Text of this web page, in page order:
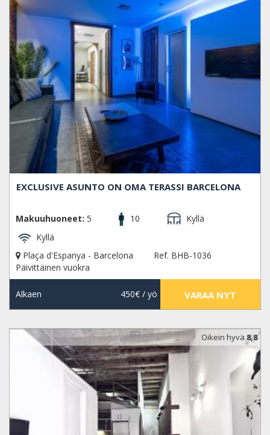
EXCLUSIVE ASUNTO ON OMA TERASSI BARCELONA
Makuuhuoneet: 5 10
Kyllä
Kyllä
Plaça d'Espanya - Barcelona
Ref. BHB-1036
Päivittäinen vuokra
Alkaen 450€/ yö VARAA NYT
Oikein hyvä8,8